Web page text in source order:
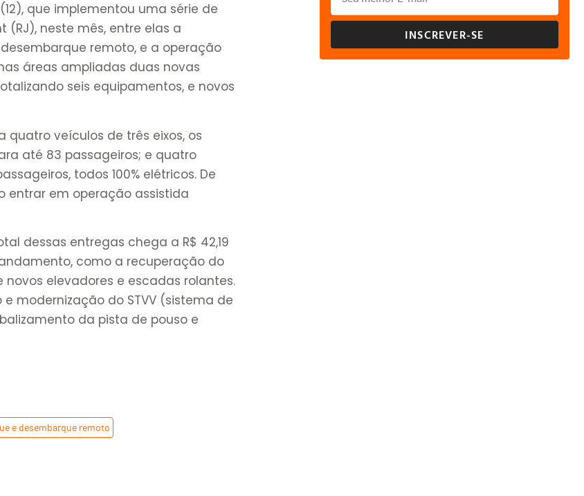
que implementou uma série de
(RJ), neste mês, entre elas a
remoto, e a operação
áreas ampliadas duas novas
seis equipamentos, e novos
veículos de três eixos, os
até 83 passageiros; e quatro
todos 100% elétricos. De
entrar em operação assistida
dessas entregas chega a R$ 42,19
como a recuperação do
elevadores e escadas rolantes.
modernização do STVV (sistema de
da pista de pouso e
e desembarque remoto
INSCREVER-SE